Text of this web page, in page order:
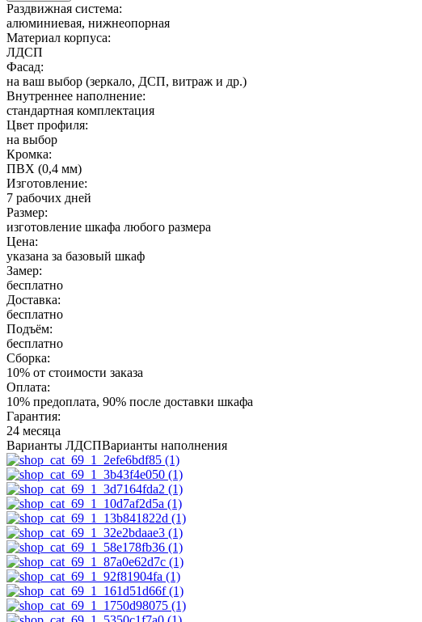
Раздвижная система:
алюминиевая, нижнеопорная
Материал корпуса:
ЛДСП
Фасад:
на ваш выбор (зеркало, ДСП, витраж и др.)
Внутреннее наполнение:
стандартная комплектация
Цвет профиля:
на выбор
Кромка:
ПВХ (0,4 мм)
Изготовление:
7 рабочих дней
Размер:
изготовление шкафа любого размера
Цена:
указана за базовый шкаф
Замер:
бесплатно
Доставка:
бесплатно
Подъём:
бесплатно
Сборка:
10% от стоимости заказа
Оплата:
10% предоплата, 90% после доставки шкафа
Гарантия:
24 месяца
Варианты ЛДСПВарианты наполнения